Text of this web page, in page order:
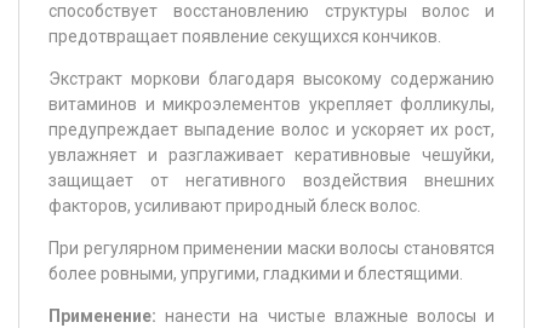
способствует восстановлению структуры волос и
предотвращает появление секущихся кончиков.
Экстракт моркови благодаря высокому содержанию
витаминов и микроэлементов укрепляет фолликулы,
предупреждает выпадение волос и ускоряет их рост,
увлажняет и разглаживает керативновые чешуйки,
защищает от негативного воздействия внешних
факторов, усиливают природный блеск волос.
При регулярном применении маски волосы становятся
более ровными, упругими, гладкими и блестящими.
Применение: нанести на чистые влажные волосы и